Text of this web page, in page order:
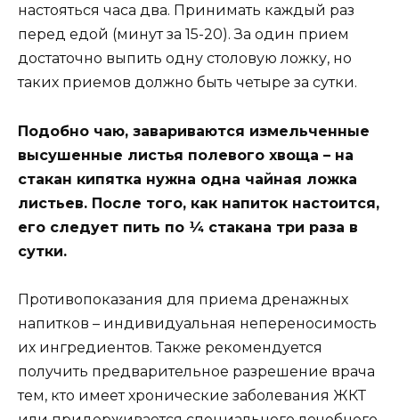
настояться часа два. Принимать каждый раз
перед едой (минут за 15-20). За один прием
достаточно выпить одну столовую ложку, но
таких приемов должно быть четыре за сутки.
Подобно чаю, завариваются измельченные
высушенные листья полевого хвоща – на
стакан кипятка нужна одна чайная ложка
листьев. После того, как напиток настоится,
его следует пить по ¼ стакана три раза в
сутки.
Противопоказания для приема дренажных
напитков – индивидуальная непереносимость
их ингредиентов. Также рекомендуется
получить предварительное разрешение врача
тем, кто имеет хронические заболевания ЖКТ